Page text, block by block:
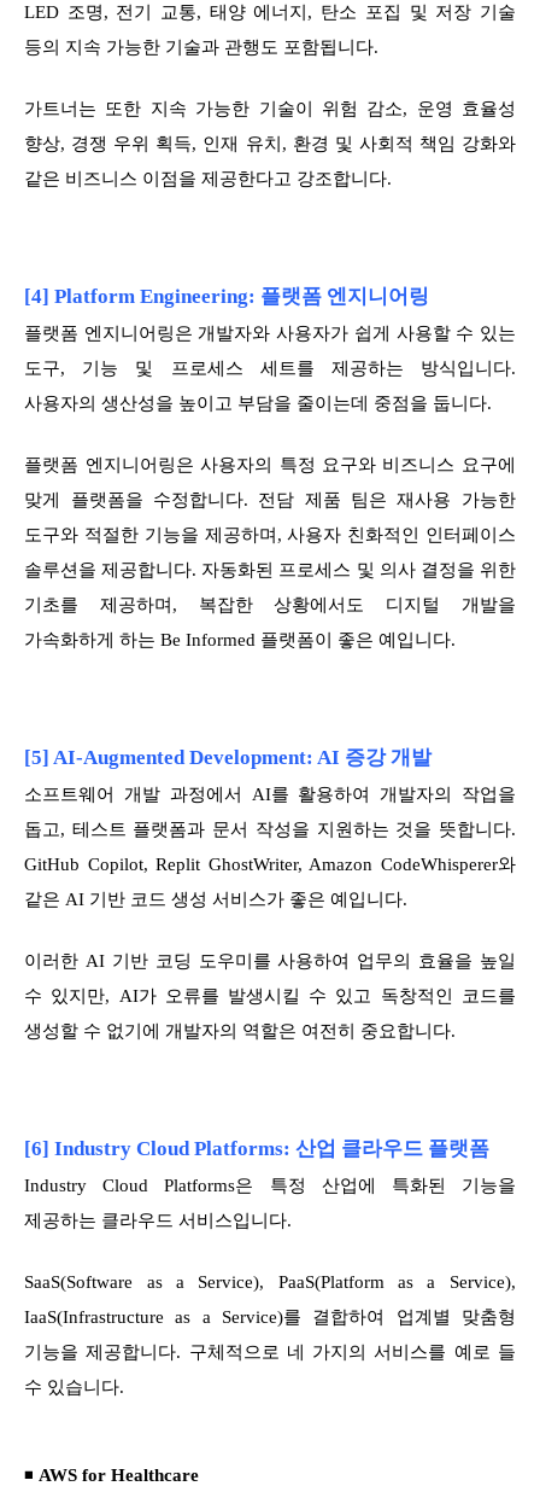
LED 조명, 전기 교통, 태양 에너지, 탄소 포집 및 저장 기술
등의 지속 가능한 기술과 관행도 포함됩니다.
가트너는 또한 지속 가능한 기술이 위험 감소, 운영 효율성
향상, 경쟁 우위 획득, 인재 유치, 환경 및 사회적 책임 강화와
같은 비즈니스 이점을 제공한다고 강조합니다.
[4] Platform Engineering: 플랫폼 엔지니어링
플랫폼 엔지니어링은 개발자와 사용자가 쉽게 사용할 수 있는
도구, 기능 및 프로세스 세트를 제공하는 방식입니다.
사용자의 생산성을 높이고 부담을 줄이는데 중점을 둡니다.
플랫폼 엔지니어링은 사용자의 특정 요구와 비즈니스 요구에
맞게 플랫폼을 수정합니다. 전담 제품 팀은 재사용 가능한
도구와 적절한 기능을 제공하며, 사용자 친화적인 인터페이스
솔루션을 제공합니다. 자동화된 프로세스 및 의사 결정을 위한
기초를 제공하며, 복잡한 상황에서도 디지털 개발을
가속화하게 하는 Be Informed 플랫폼이 좋은 예입니다.
[5] AI-Augmented Development: AI 증강 개발
소프트웨어 개발 과정에서 AI를 활용하여 개발자의 작업을
돕고, 테스트 플랫폼과 문서 작성을 지원하는 것을 뜻합니다.
GitHub Copilot, Replit GhostWriter, Amazon CodeWhisperer와
같은 AI 기반 코드 생성 서비스가 좋은 예입니다.
이러한 AI 기반 코딩 도우미를 사용하여 업무의 효율을 높일
수 있지만, AI가 오류를 발생시킬 수 있고 독창적인 코드를
생성할 수 없기에 개발자의 역할은 여전히 중요합니다.
[6] Industry Cloud Platforms: 산업 클라우드 플랫폼
Industry Cloud Platforms은 특정 산업에 특화된 기능을
제공하는 클라우드 서비스입니다.
SaaS(Software as a Service), PaaS(Platform as a Service),
IaaS(Infrastructure as a Service)를 결합하여 업계별 맞춤형
기능을 제공합니다. 구체적으로 네 가지의 서비스를 예로 들
수 있습니다.
◾ AWS for Healthcare